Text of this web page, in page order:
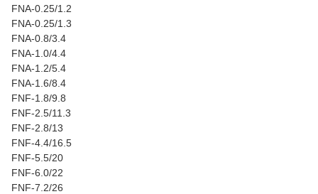
FNA-0.25/1.2
FNA-0.25/1.3
FNA-0.8/3.4
FNA-1.0/4.4
FNA-1.2/5.4
FNA-1.6/8.4
FNF-1.8/9.8
FNF-2.5/11.3
FNF-2.8/13
FNF-4.4/16.5
FNF-5.5/20
FNF-6.0/22
FNF-7.2/26